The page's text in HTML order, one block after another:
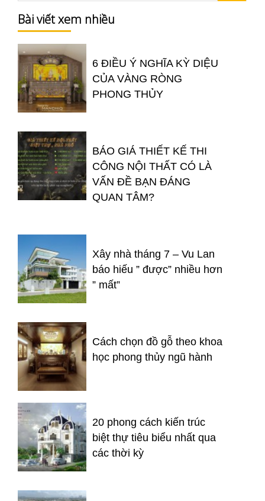
Bài viết xem nhiều
6 ĐIỀU Ý NGHĨA KỲ DIỆU
CỦA VÀNG RÒNG
PHONG THỦY
BÁO GIÁ THIẾT KẾ THI
CÔNG NỘI THẤT CÓ LÀ
VẤN ĐỀ BẠN ĐÁNG
QUAN TÂM?
Xây nhà tháng 7 – Vu Lan
báo hiếu ” được” nhiều hơn
” mất”
Cách chọn đồ gỗ theo khoa
học phong thủy ngũ hành
20 phong cách kiến trúc
biệt thự tiêu biểu nhất qua
các thời kỳ